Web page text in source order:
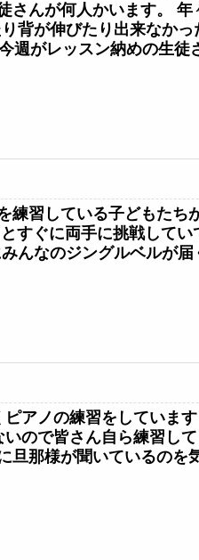
さんが何人かいます。
背が伸びたり出来なか
週がレッスン納めの生徒
練習している子どもたち
すぐに両手に挑戦して
んなのジングルベルが届
アノの練習をしていま
ので皆さん自ら練習して
旦那様が聞いているのを